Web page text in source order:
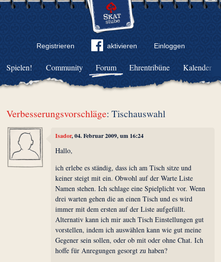
Registrieren aktivieren Einloggen
Community Forum Ehrentribüne Kalender
Spielen!
Verbesserungsvorschläge: Tischauswahl
Isador, 04. Februar 2009, um 16:24
Hallo,
ich erlebe es ständig, dass ich am Tisch sitze und
keiner steigt mit ein. Obwohl auf der Warte Liste
Namen stehen. Ich schlage eine Spielplicht vor. Wenn
drei warten gehen die an einen Tisch und es wird
immer mit dem ersten auf der Liste aufgefüllt.
Alternativ kann ich mir auch Tisch Einstellungen gut
vorstellen, indem ich auswählen kann wie gut meine
Gegener sein sollen, oder ob mit oder ohne Chat. Ich
hoffe für Anregungen gesorgt zu haben?